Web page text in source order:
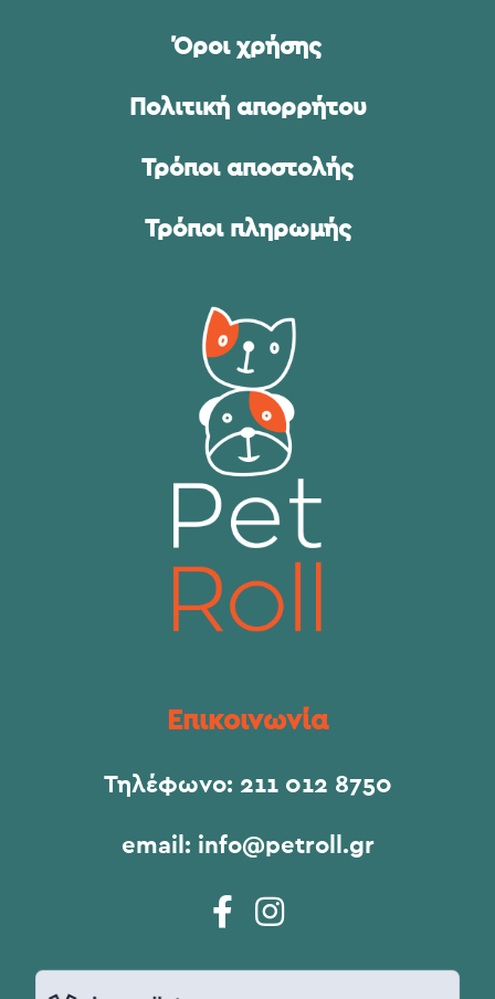
Όροι χρήσης
Πολιτική απορρήτου
Τρόποι αποστολής
Τρόποι πληρωμής
Επικοινωνία
Τηλέφωνο: 211 012 8750
email: info@petroll.gr